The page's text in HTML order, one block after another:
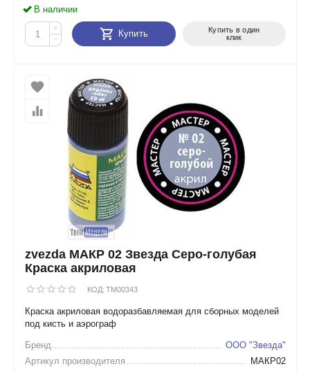
В наличии
+
−
Купить
Купить в один
клик
zvezda МАКР 02 Звезда Серо-голубая
Краска акриловая
КОД: TM00343
Краска акриловая водоразбавляемая для сборных моделей
под кисть и аэрограф
Бренд
ООО "Звезда"
Артикул производителя
МАКР02